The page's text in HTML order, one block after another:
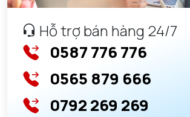
Hỗ trợ bán hàng 24/7
0587 776 776
0565 879 666
0792 269 269